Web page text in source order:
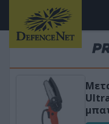
Ultra Box
μπαταρία